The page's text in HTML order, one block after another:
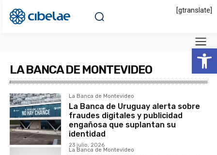
Abrir
[gtranslate]
LA BANCA DE MONTEVIDEO
La Banca de Montevideo
La Banca de Uruguay alerta sobre
fraudes digitales y publicidad
engañosa que suplantan su
identidad
23 julio, 2026
La Banca de Montevideo